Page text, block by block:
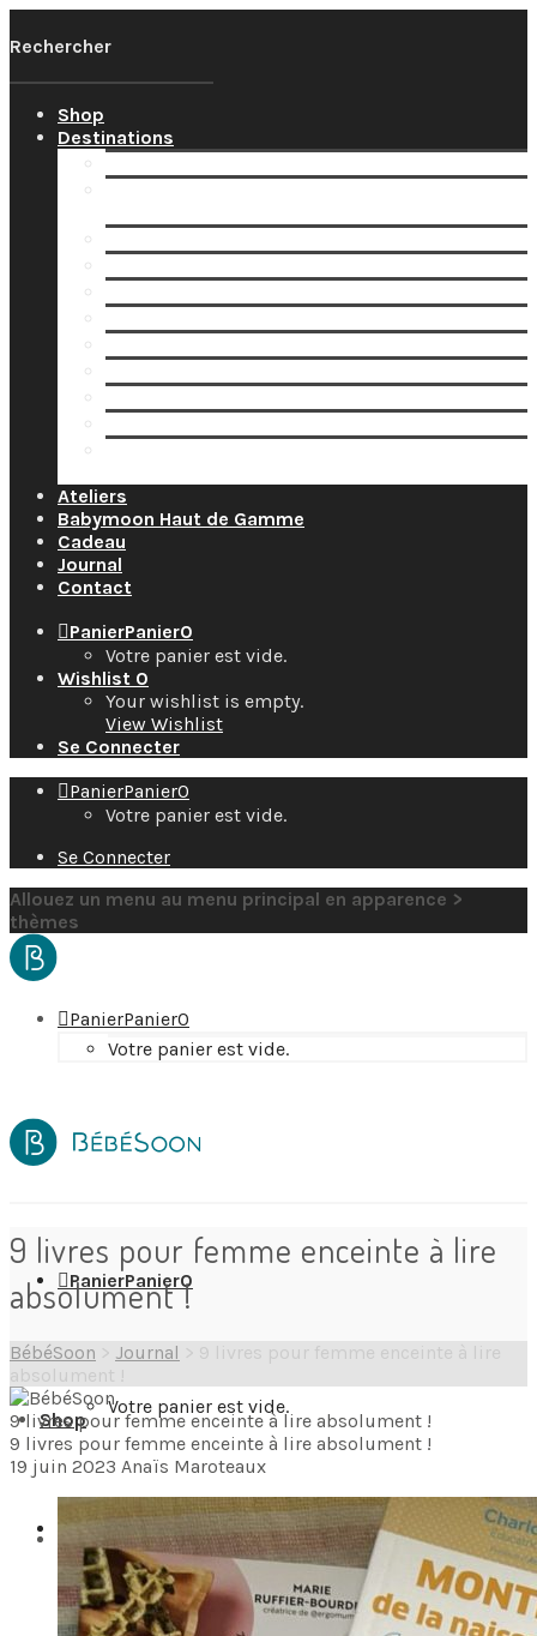
Shop
Destinations
Ateliers
Babymoon Haut de Gamme
Cadeau
Journal
Contact
PanierPanier0
Votre panier est vide.
Wishlist 0
Your wishlist is empty.
View Wishlist
Se Connecter
PanierPanier0
Votre panier est vide.
Se Connecter
Allouez un menu au menu principal en apparence >
thèmes
PanierPanier0
Votre panier est vide.
PanierPanier0
Votre panier est vide.
Wishlist
Shop
Destinations
9 livres pour femme enceinte à lire
absolument !
BébéSoon Journal
9 livres pour femme enceinte à lire
absolument !
9 livres pour femme enceinte à lire absolument !
9 livres pour femme enceinte à lire absolument !
19 juin 2023 Anaïs Maroteaux